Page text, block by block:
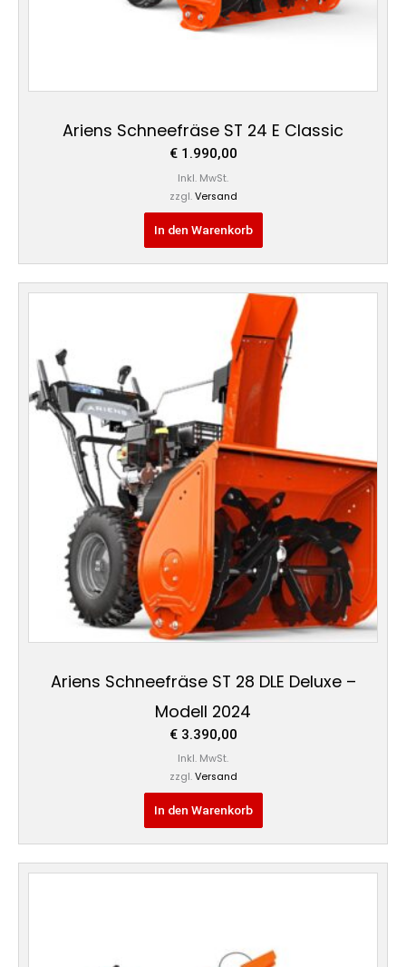
Ariens Schneefräse ST 24 E Classic
€1.990,00
Inkl. MwSt.
zzgl. Versand
In den Warenkorb
Ariens Schneefräse ST 28 DLE Deluxe –
Modell 2024
€3.390,00
Inkl. MwSt.
zzgl. Versand
In den Warenkorb